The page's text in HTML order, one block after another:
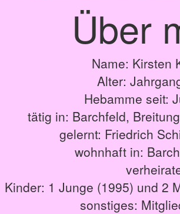
Über
Name: Kirsten
Alter:
Hebamme seit:
tätig in: Barchfeld,
gelernt: Friedrich
wohnhaft in:
Kinder: 1 Junge (1995) und 2
sonstiges: